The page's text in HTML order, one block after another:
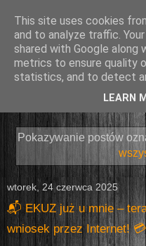
Pokazywanie postów
wtorek, 24 czerwca 2025
📬 EKUZ już u mnie –
wniosek przez Internet!
This site uses cookies
and to analyze traffic.
shared with Google along
metrics to ensure quality
statistics, and to detect
LEARN